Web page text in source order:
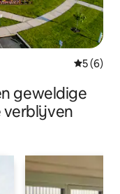
5 (6)
geweldige
verblijven